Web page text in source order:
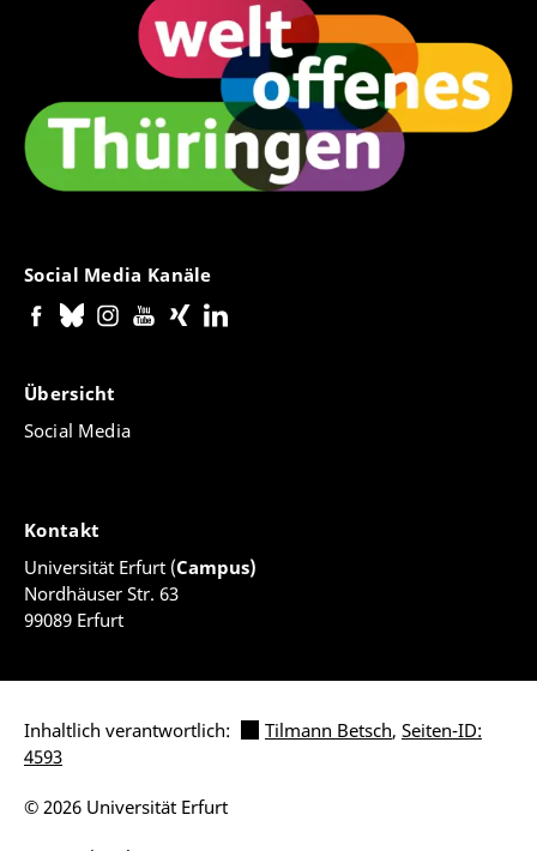
Social Media Kanäle
Übersicht
Social Media
Kontakt
Universität Erfurt (Campus)
Nordhäuser Str. 63
99089 Erfurt
Inhaltlich verantwortlich: Tilmann Betsch, Seiten-ID:
4593
© 2026 Universität Erfurt